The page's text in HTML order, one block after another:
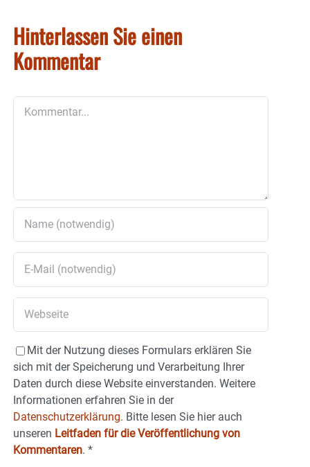
Hinterlassen Sie einen
Kommentar
Mit der Nutzung dieses Formulars erklären Sie
sich mit der Speicherung und Verarbeitung Ihrer
Daten durch diese Website einverstanden. Weitere
Informationen erfahren Sie in der
Datenschutzerklärung. Bitte lesen Sie hier auch
unseren Leitfaden für die Veröffentlichung von
Kommentaren. *